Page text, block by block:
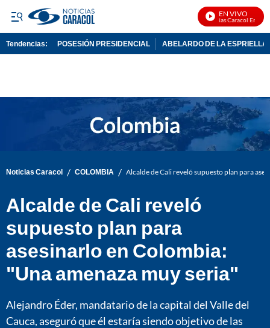
EN VIVO
Noticias Caracol En Vivo
Tendencias: POSESIÓN PRESIDENCIAL ABELARDO DE LA ESPRIELLA
Noticias Caracol / COLOMBIA / Alcalde de Cali reveló supuesto plan para
Alcalde de Cali reveló
supuesto plan para
asesinarlo en Colombia:
"Una amenaza muy seria"
Alejandro Éder, mandatario de la capital del Valle del
Cauca, aseguró que él estaría siendo objetivo de las